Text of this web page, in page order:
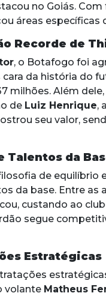
no Goiás.
áreas específicas
Recorde de
, o Botafogo foi
da história do
milhões. Além
de Luiz Henrique,
seu valor,
Talentos da
de equilíbrio
da base. Entre as
custando ao
segue
Estratégicas
volante Matheus